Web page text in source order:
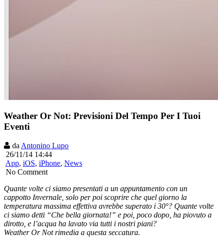
Weather Or Not: Previsioni Del Tempo Per I Tuoi
Eventi
da Antonino Lupo
26/11/14 14:44
App, iOS, iPhone, News
No Comment
Quante volte ci siamo presentati a un appuntamento con un
cappotto Invernale, solo per poi scoprire che quel giorno la
temperatura massima effettiva avrebbe superato i 30°? Quante volte
ci siamo detti “Che bella giornata!” e poi, poco dopo, ha piovuto a
dirotto, e l’acqua ha lavato via tutti i nostri piani?
Weather Or Not rimedia a questa seccatura.